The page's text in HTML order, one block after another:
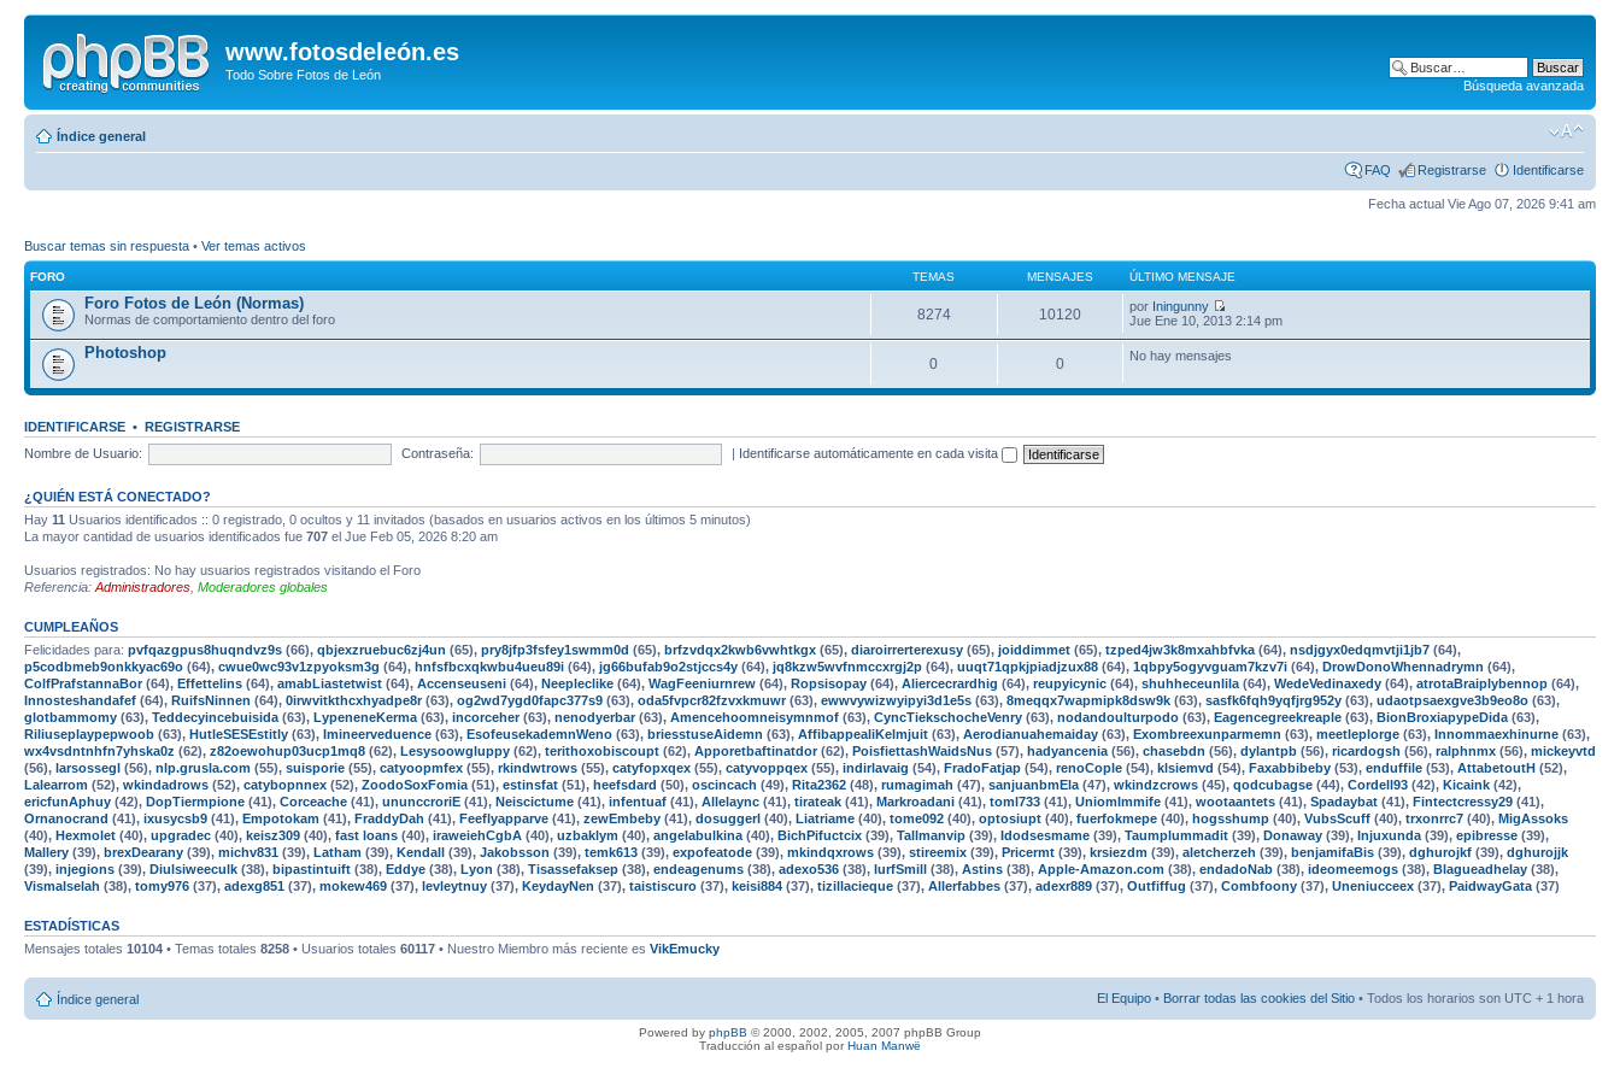
www.fotosdeleón.es
Todo Sobre Fotos de León
Búsqueda avanzada
Índice general
FAQ Registrarse Identificarse
Fecha actual Vie Ago 07, 2026 9:41 am
Buscar temas sin respuesta • Ver temas activos
FORO TEMAS MENSAJES ÚLTIMO MENSAJE
Foro Fotos de León (Normas)
Normas de comportamiento dentro del foro 8274 10120 por Iningunny
Jue Ene 10, 2013 2:14 pm
Photoshop
0 0 No hay mensajes
IDENTIFICARSE • REGISTRARSE
Nombre de Usuario:
Contraseña: | Identificarse automáticamente en cada visita
¿QUIÉN ESTÁ CONECTADO?
Hay 11 Usuarios identificados :: 0 registrado, 0 ocultos y 11 invitados (basados en usuarios activos en los últimos 5 minutos)
La mayor cantidad de usuarios identificados fue 707 el Jue Feb 05, 2026 8:20 am
Usuarios registrados: No hay usuarios registrados visitando el Foro
Referencia: Administradores Moderadores globales
CUMPLEAÑOS
Felicidades para: pvfqazgpus8huqndvz9s (66), qbjexzruebuc6zj4un (65), pry8jfp3fsfey1swmm0d (65), brfzvdqx2kwb6vwhtkgx (65), diaroirrerterexusy (65), joiddimmet (65), tzped4jw3k8mxahbfvka (64), nsdjgyx0edqmvtji1jb7 (64),
p5codbmeb9onkkyac69o (64), cwue0wc93v1zpyoksm3g (64), hnfsfbcxqkwbu4ueu89i (64), jg66bufab9o2stjccs4y (64), jq8kzw5wvfnmccxrgj2p (64), uuqt71qpkjpiadjzux88 (64), 1qbpy5ogyvguam7kzv7i (64), DrowDonoWhennadrymn (64),
ColfPrafstannaBor(64), Effettelins (64), amabLiastetwist (64), Accenseuseni (64), Neepleclike (64), WagFeeniurnrew (64), Ropsisopay (64), Aliercecrardhig (64), reupyicynic (64), shuhheceunlila (64), WedeVedinaxedy (64), atrotaBraiplybennop (64),
Innosteshandafef (64), RuifsNinnen (64), 0irwvitkthcxhyadpe8r(63), og2wd7ygd0fapc377s9 (63), oda5fvpcr82fzvxkmuwr(63), ewwvywizwyipyi3d1e5s (63), 8meqqx7wapmipk8dsw9k (63), sasfk6fqh9yqfjrg952y (63), udaotpsaexgve3b9eo8o (63),
glotbammomy (63), Teddecyincebuisida (63), LypeneneKerma (63), incorceher(63), nenodyerbar(63), Amencehoomneisymnmof (63), CyncTiekschocheVenry (63), nodandoulturpodo (63), Eagencegreekreaple (63), BionBroxiapypeDida (63),
Riliuseplaypepwoob (63), HutleSESEstitly (63), Imineerveduence (63), EsofeusekademnWeno (63), briesstuseAidemn (63), AffibappealiKelmjuit (63), Aerodianuahemaiday (63), Exombreexunparmemn (63), meetleplorge (63), Innommaexhinurne (63),
wx4vsdntnhfn7yhska0z (62), z82oewohup03ucp1mq8 (62), Lesysoowgluppy (62), terithoxobiscoupt (62), Apporetbaftinatdor(62), PoisfiettashWaidsNus (57), hadyancenia (56), chasebdn (56), dylantpb (56), ricardogsh (56), ralphnmx (56), mickeyvtd
(56), larsossegl (56), nlp.grusla.com (55), suisporie (55), catyoopmfex (55), rkindwtrows (55), catyfopxqex (55), catyvoppqex (55), indirlavaig (54), FradoFatjap (54), renoCople (54), klsiemvd (54), Faxabbibeby (53), enduffile (53), AttabetoutH (52),
Lalearrom (52), wkindadrows (52), catybopnnex (52), ZoodoSoxFomia (51), estinsfat (51), heefsdard (50), oscincach (49), Rita2362 (48), rumagimah (47), sanjuanbmEla (47), wkindzcrows (45), qodcubagse (44), Cordell93 (42), Kicaink (42),
ericfunAphuy (42), DopTiermpione (41), Corceache (41), ununccroriE (41), Neiscictume (41), infentuaf (41), Allelaync (41), tirateak (41), Markroadani (41), toml733 (41), UniomImmife (41), wootaantets (41), Spadaybat (41), Fintectcressy29 (41),
Ornanocrand (41), ixusycsb9 (41), Empotokam (41), FraddyDah (41), Feeflyapparve (41), zewEmbeby (41), dosuggerl (40), Liatriame (40), tome092 (40), optosiupt (40), fuerfokmepe (40), hogsshump (40), VubsScuff (40), trxonrrc7 (40), MigAssoks
(40), Hexmolet (40), upgradec (40), keisz309 (40), fast loans (40), iraweiehCgbA (40), uzbaklym (40), angelabulkina (40), BichPifuctcix (39), Tallmanvip (39), Idodsesmame (39), Taumplummadit (39), Donaway (39), Injuxunda (39), epibresse (39),
Mallery (39), brexDearany (39), michv831 (39), Latham (39), Kendall (39), Jakobsson (39), temk613 (39), expofeatode (39), mkindqxrows (39), stireemix (39), Pricermt (39), krsiezdm (39), aletcherzeh (39), benjamifaBis (39), dghurojkf (39), dghurojjk
(39), injegions (39), Diulsiweeculk (38), bipastintuift (38), Eddye (38), Lyon (38), Tisassefaksep (38), endeagenums (38), adexo536 (38), lurfSmill (38), Astins (38), Apple-Amazon.com (38), endadoNab (38), ideomeemogs (38), Blagueadhelay (38),
Vismalselah (38), tomy976 (37), adexg851 (37), mokew469 (37), levleytnuy (37), KeydayNen (37), taistiscuro (37), keisi884 (37), tizillacieque (37), Allerfabbes (37), adexr889 (37), Outfiffug (37), Combfoony (37), Uneniucceex (37), PaidwayGata (37)
ESTADÍSTICAS
Mensajes totales 10104 • Temas totales 8258 • Usuarios totales 60117 • Nuestro Miembro más reciente es VikEmucky
Índice general El Equipo • Borrar todas las cookies del Sitio • Todos los horarios son UTC + 1 hora
Powered by phpBB © 2000, 2002, 2005, 2007 phpBB Group
Traducción al español porHuan Manwë